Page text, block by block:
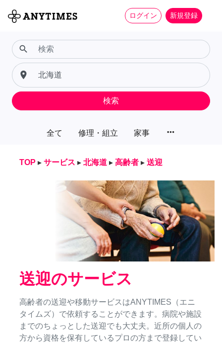
ログイン 新規登録
全て 修理・組立 家事 more_horiz
search
place
検索
TOP ▸ サービス ▸ 北海道 ▸ 高齢者 ▸ 送迎
送迎のサービス
高齢者の送迎や移動サービスはANYTIMES（エニ
タイムズ）で依頼することができます。病院や施設
までのちょっとした送迎でも大丈夫。近所の個人の
方から資格を保有しているプロの方まで登録してい